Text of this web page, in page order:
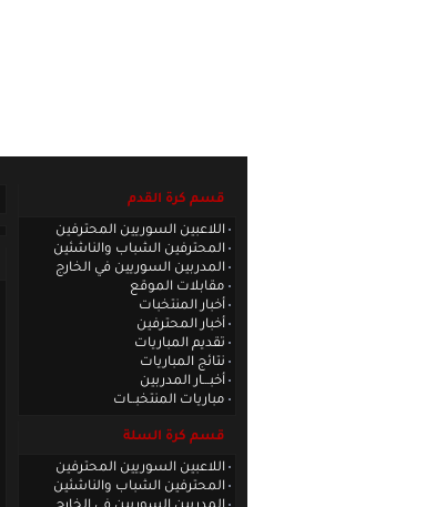
قسم كرة القدم
اللاعبين السوريين المحترفين
المحترفين الشباب والناشئين
المدربين السوريين في الخارج
مقابلات الموقع
أخبار المنتخبات
أخبار المحترفين
تقديم المباريات
نتائج المباريات
أخبـــار المدربين
مباريات المنتخبــات
قسم كرة السلة
اللاعبين السوريين المحترفين
المحترفين الشباب والناشئين